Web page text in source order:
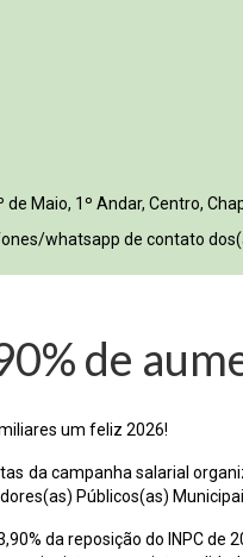
de Maio, 1º Andar, Centro,
whatsapp de contato
de
um feliz 2026!
da campanha salarial
Públicos(as)
da reposição do INPC de